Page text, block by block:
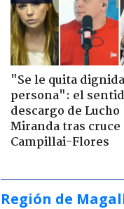
"Se le quita
persona": el
descargo de Lucho
Miranda tras cruce
Campillai-Flores
Región de